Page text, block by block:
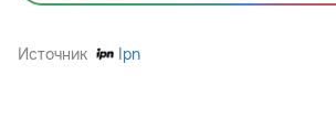
Источник Ipn